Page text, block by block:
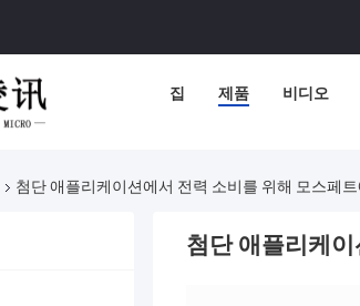
집 제품 비디오
첨단 애플리케이션에서 전력 소비를 위해 모스페
첨단 애플리케